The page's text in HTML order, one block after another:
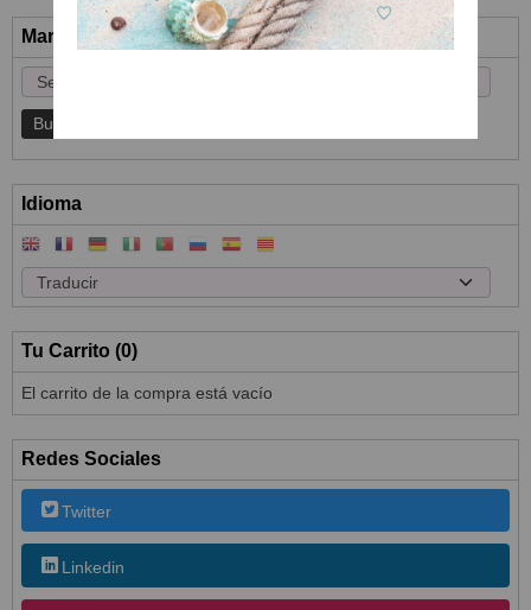
Marcas
Idioma
Tu Carrito (0)
El carrito de la compra está vacío
Redes Sociales
Twitter
Linkedin